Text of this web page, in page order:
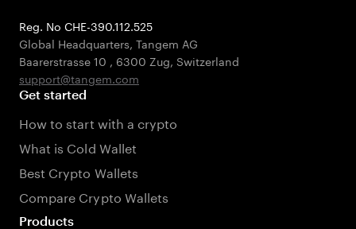
Reg. No CHE-390.112.525
Global Headquarters, Tangem AG
Baarerstrasse 10 , 6300 Zug, Switzerland
support@tangem.com
Get started
How to start with a crypto
What is Cold Wallet
Best Crypto Wallets
Compare Crypto Wallets
Products